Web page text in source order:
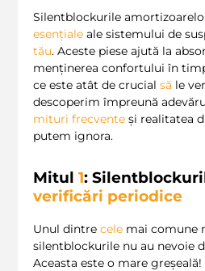
Silentblockurile
esențiale ale sistemului de
tău. Aceste piese ajută la
menținerea confortului în
ce este atât de crucial să le
descoperim împreună
mituri frecvente și realitatea
putem ignora.
Mitul 1:
verificări periodice
Unul dintre cele mai comune
silentblockurile nu au nevoie
Aceasta este o mare